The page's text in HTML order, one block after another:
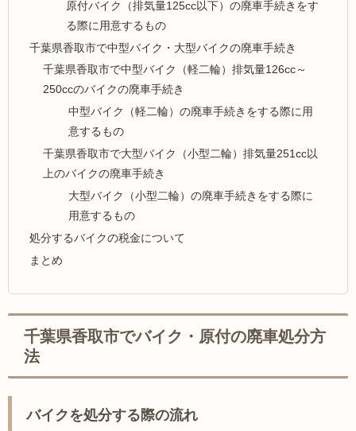
原付バイク（排気量125cc以下）の廃車手続きをす
る際に用意するもの
千葉県香取市で中型バイク・大型バイクの廃車手続き
千葉県香取市で中型バイク（軽二輪）排気量126cc～
250ccのバイクの廃車手続き
中型バイク（軽二輪）の廃車手続きをする際に用
意するもの
千葉県香取市で大型バイク（小型二輪）排気量251cc以
上のバイクの廃車手続き
大型バイク（小型二輪）の廃車手続きをする際に
用意するもの
処分するバイクの税金について
まとめ
千葉県香取市でバイク・原付の廃車処分方
法
バイクを処分する際の流れ